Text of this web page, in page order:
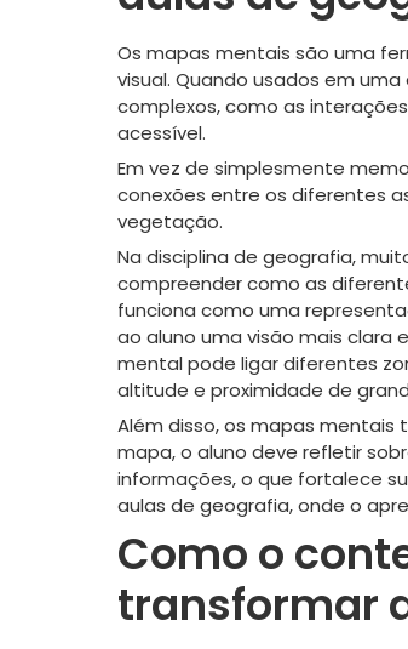
Os mapas mentais são uma
visual. Quando usados em
complexos, como as
acessível.
Em vez de simplesmente
conexões entre os diferentes
vegetação.
Na disciplina de geografia,
compreender como as
funciona como uma
ao aluno uma visão mais clara
mental pode ligar diferentes
altitude e proximidade de
Além disso, os mapas
mapa, o aluno deve refletir
informações, o que fortalece
aulas de geografia, onde o
Como o
transformar